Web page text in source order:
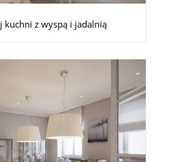
kuchni z wyspą i jadalnią